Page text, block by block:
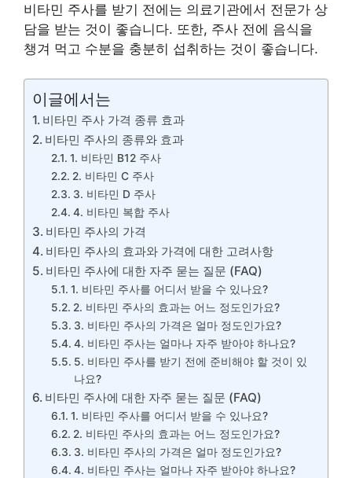
비타민 주사를 받기 전에는 의료기관에서 전문가 상
담을 받는 것이 좋습니다. 또한, 주사 전에 음식을
챙겨 먹고 수분을 충분히 섭취하는 것이 좋습니다.
이글에서는
비타민 주사 가격 종류 효과
비타민 주사의 종류와 효과
1. 비타민 B12 주사
2. 비타민 C 주사
3. 비타민 D 주사
4. 비타민 복합 주사
비타민 주사의 가격
비타민 주사의 효과와 가격에 대한 고려사항
비타민 주사에 대한 자주 묻는 질문 (FAQ)
1. 비타민 주사를 어디서 받을 수 있나요?
2. 비타민 주사의 효과는 어느 정도인가요?
3. 비타민 주사의 가격은 얼마 정도인가요?
4. 비타민 주사는 얼마나 자주 받아야 하나요?
5. 비타민 주사를 받기 전에 준비해야 할 것이 있
나요?
비타민 주사에 대한 자주 묻는 질문 (FAQ)
1. 비타민 주사를 어디서 받을 수 있나요?
2. 비타민 주사의 효과는 어느 정도인가요?
3. 비타민 주사의 가격은 얼마 정도인가요?
4. 비타민 주사는 얼마나 자주 받아야 하나요?